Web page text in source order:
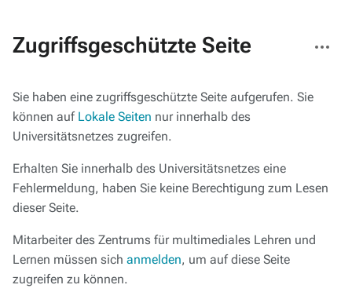
Zugriffsgeschützte Seite
Aktionen
Sie haben eine zugriffsgeschützte Seite aufgerufen. Sie
können auf Lokale Seiten nur innerhalb des
Universitätsnetzes zugreifen.
Erhalten Sie innerhalb des Universitätsnetzes eine
Fehlermeldung, haben Sie keine Berechtigung zum Lesen
dieser Seite.
Mitarbeiter des Zentrums für multimediales Lehren und
Lernen müssen sich anmelden, um auf diese Seite
zugreifen zu können.